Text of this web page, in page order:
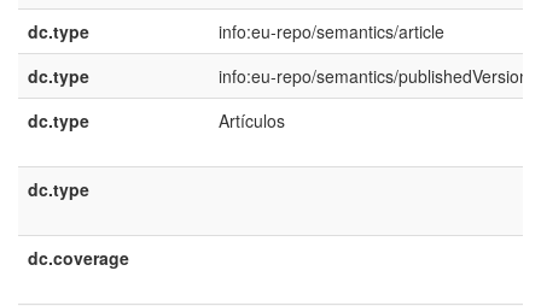
dc.type
info:eu-repo/semantics/article
dc.type
info:eu-repo/semantics/publishedVersion
dc.type
Artículos
dc.type
dc.coverage